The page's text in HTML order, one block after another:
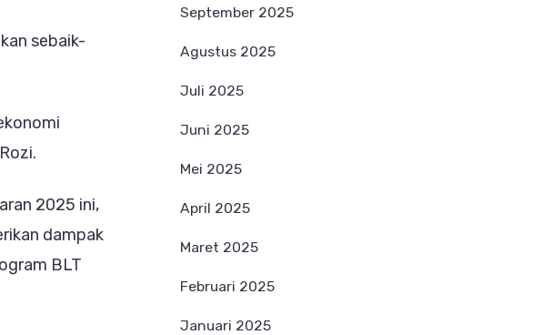
sebaik-
2025 ini,
dampak
BLT
September 2025
Agustus 2025
Juli 2025
Juni 2025
Mei 2025
April 2025
Maret 2025
Februari 2025
Januari 2025